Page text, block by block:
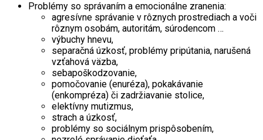
Problémy so správaním a emocionálne zranenia:
agresívne správanie v rôznych prostrediach a voči
rôznym osobám, autoritám, súrodencom …
výbuchy hnevu,
separačná úzkosť, problémy pripútania, narušená
vzťahová väzba,
sebapoškodzovanie,
pomočovanie (enuréza), pokakávanie
(enkompréza) či zadržiavanie stolice,
elektívny mutizmus,
strach a úzkosť,
problémy so sociálnym prispôsobením,